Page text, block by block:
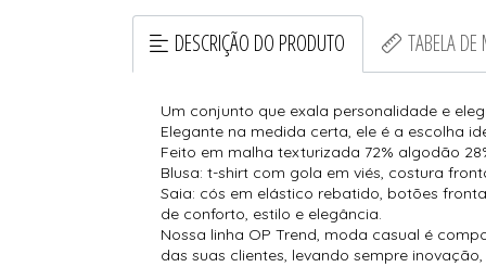
DESCRIÇÃO DO PRODUTO TABELA DE
Um conjunto que exala personalidade e
Elegante na medida certa, ele é a escolha
Feito em malha texturizada 72% algodão
Blusa: t-shirt com gola em viés, costura
Saia: cós em elástico rebatido, botões
de conforto, estilo e elegância.
Nossa linha OP Trend, moda casual é
das suas clientes, levando sempre